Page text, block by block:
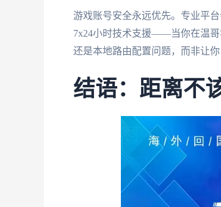
游戏账号安全永远优先。专业平
7x24小时技术支援——当你在温哥
还是本地路由配置问题，而非让你
结语：距离不